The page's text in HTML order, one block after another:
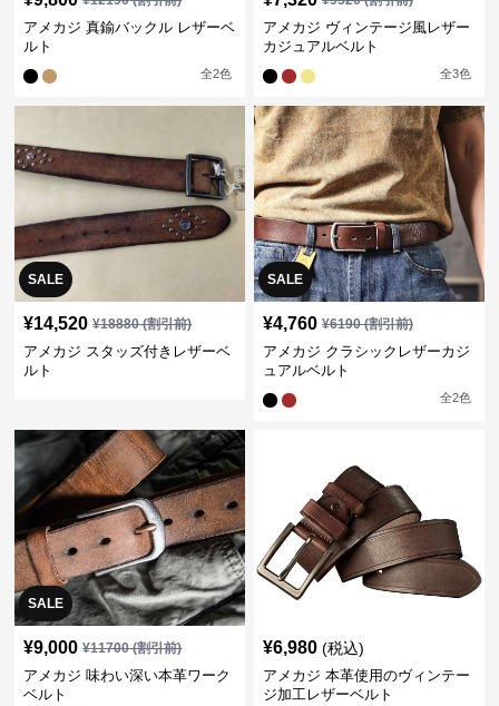
アメカジ 真鍮バックル レザーベ
ルト
全2色
アメカジ ヴィンテージ風レザー
カジュアルベルト
全3色
SALE
¥14,520 ¥18880(割引前)
アメカジ スタッズ付きレザーベ
ルト
SALE
¥4,760 ¥6190(割引前)
アメカジ クラシックレザーカジ
ュアルベルト
全2色
SALE
¥9,000 ¥11700(割引前)
アメカジ 味わい深い本革ワーク
ベルト
¥6,980 (税込)
アメカジ 本革使用のヴィンテー
ジ加工レザーベルト